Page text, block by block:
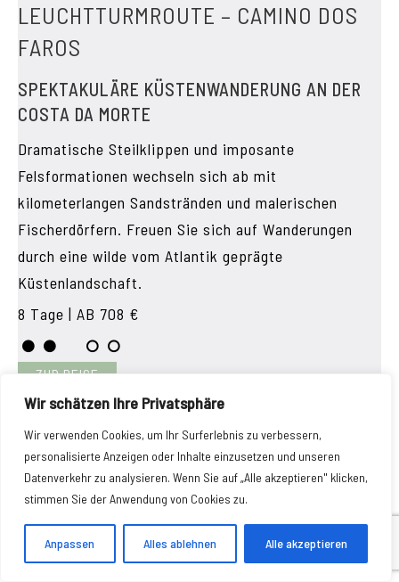
Wir schätzen Ihre Privatsphäre
Wir verwenden Cookies, um Ihr Surferlebnis zu verbessern,
personalisierte Anzeigen oder Inhalte einzusetzen und unseren
Datenverkehr zu analysieren. Wenn Sie auf „Alle akzeptieren" klicken,
stimmen Sie der Anwendung von Cookies zu.
Anpassen Alles ablehnen Alle akzeptieren
LEUCHTTURMROUTE – CAMINO DOS
FAROS
SPEKTAKULÄRE KÜSTENWANDERUNG AN DER
COSTA DA MORTE
Dramatische Steilklippen und imposante
Felsformationen wechseln sich ab mit
kilometerlangen Sandstränden und malerischen
Fischerdörfern. Freuen Sie sich auf Wanderungen
durch eine wilde vom Atlantik geprägte
Küstenlandschaft.
8 Tage | AB 708 €
ZUR REISE
LUGO – SANTIAGO IN 8 TAGEN
DIE LETZTEN 102 KM AUF DEM ÄLTESTEN
JAKOBSWEG
Auf dieser einwöchigen Pilgerreise wandern Sie die